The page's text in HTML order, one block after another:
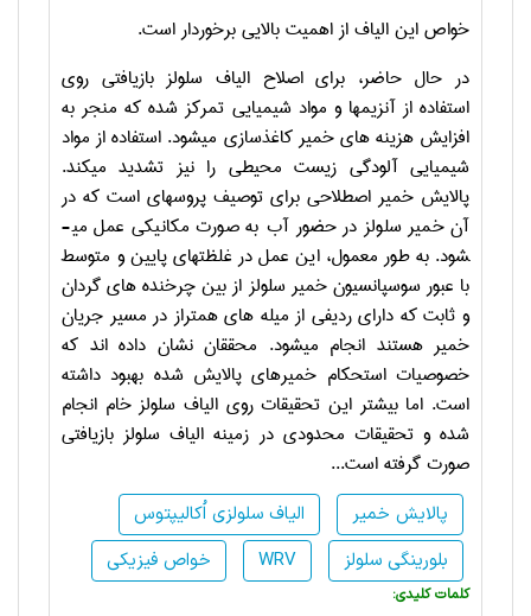
خواص این الیاف از اهمیت بالایی برخوردار است.
در حال حاضر، برای اصلاح الیاف سلولز بازیافتی روی
استفاده از آنزیم­ها و مواد شیمیایی تمرکز شده که منجر به
افزایش هزینه­ های خمیر کاغذسازی می­­شود. استفاده از مواد
شیمیایی آلودگی زیست محیطی را نیز تشدید می­کند.
پالایش خمیر اصطلاحی برای توصیف پروسه­ای است که در
آن خمیر سلولز در حضور آب به صورت مکانیکی عمل می­
شود. به طور معمول، این عمل در غلظت­های پایین و متوسط
با عبور سوسپانسیون خمیر سلولز از بین چرخنده­ های گردان
و ثابت که دارای ردیفی از میله ­های هم­تراز در مسیر جریان
خمیر هستند انجام می­شود. محققان نشان داده ­اند که
خصوصیات استحکام خمیرهای پالایش شده بهبود داشته
است. اما بیشتر این تحقیقات روی الیاف سلولز خام انجام
شده و تحقیقات محدودی در زمینه الیاف سلولز بازیافتی
صورت گرفته است...
الیاف سلولزی اُکالیپتوس
پالایش خمیر
خواص فیزیکی
WRV بلورینگی سلولز
:کلمات کلیدی